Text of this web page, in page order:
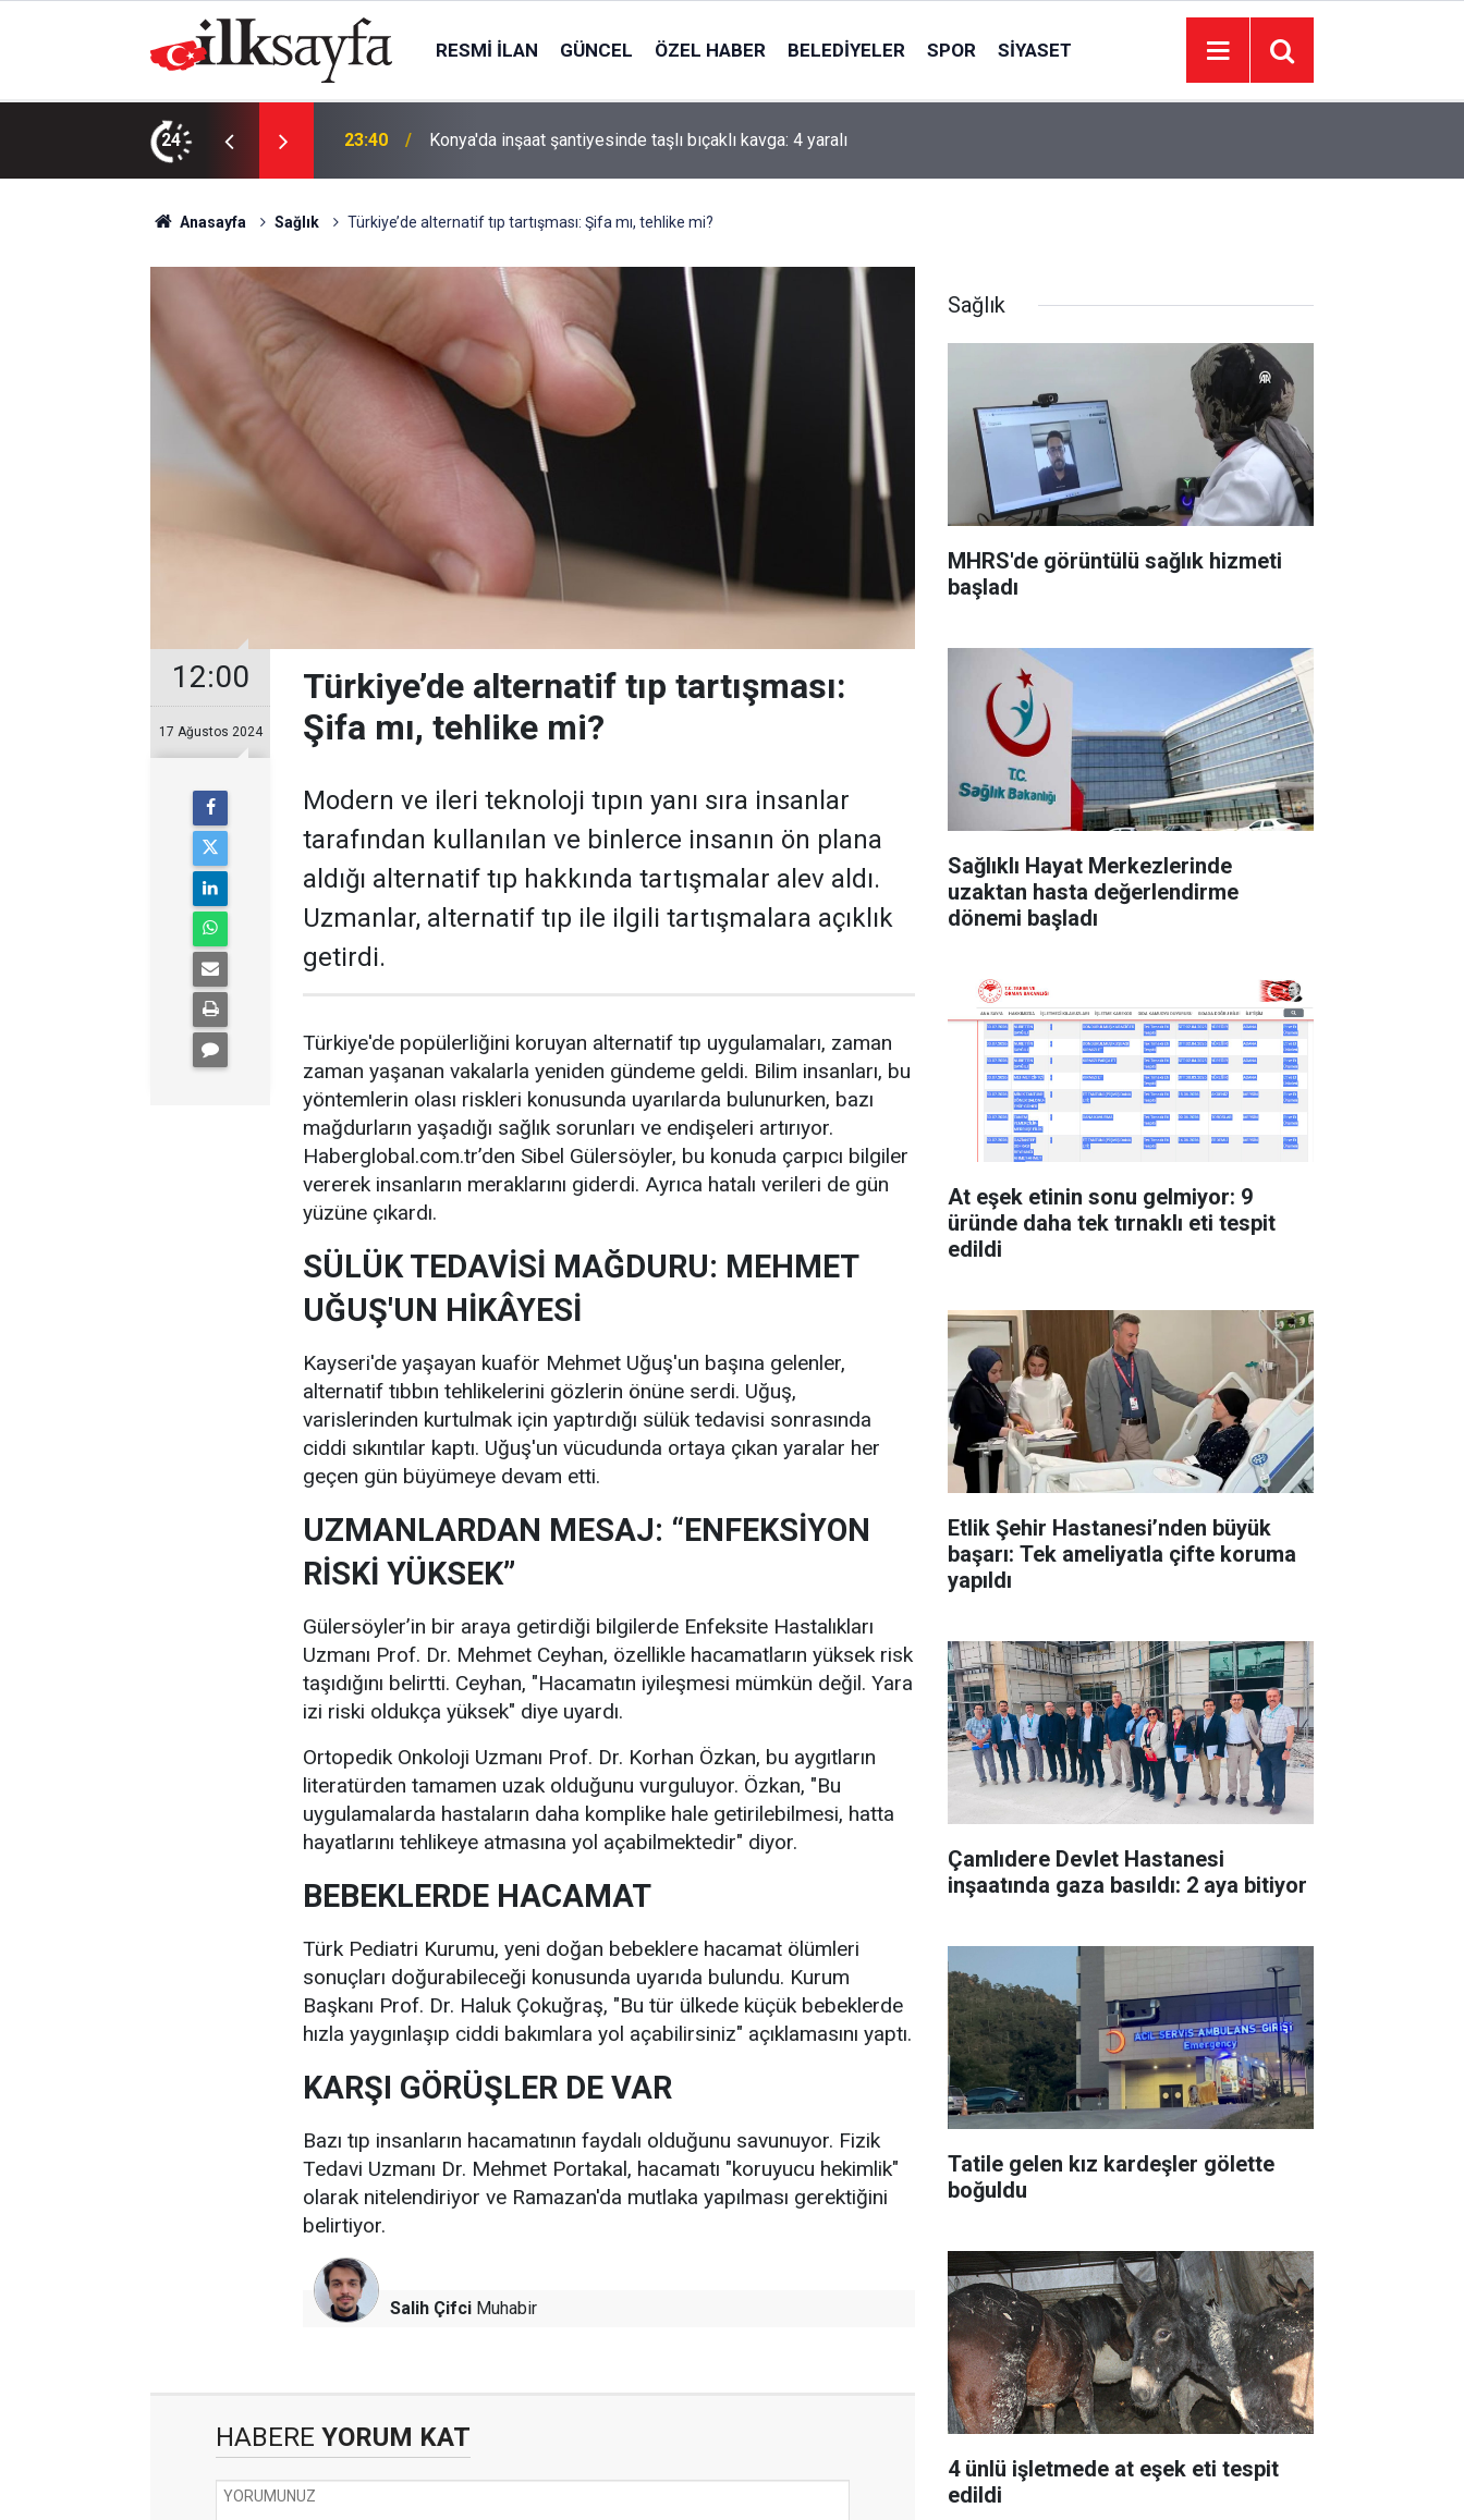
RESMI İLAN GÜNCEL ÖZEL HABER BELEDIYELER SPOR SIYASET
24
kavga: 4 yaralı 23:09
kurma kararı aldık
Anasayfa Sağlık Türkiye’de alternatif tıp tartışması: Şifa mı, tehlike mi?
12:00
17 Ağustos 2024
Türkiye’de alternatif tıp tartışması:
Şifa mı, tehlike mi?
Modern ve ileri teknoloji tıpın yanı sıra insanlar
tarafından kullanılan ve binlerce insanın ön plana
aldığı alternatif tıp hakkında tartışmalar alev aldı.
Uzmanlar, alternatif tıp ile ilgili tartışmalara açıklık
getirdi.
Türkiye'de popülerliğini koruyan alternatif tıp uygulamaları, zaman
zaman yaşanan vakalarla yeniden gündeme geldi. Bilim insanları, bu
yöntemlerin olası riskleri konusunda uyarılarda bulunurken, bazı
mağdurların yaşadığı sağlık sorunları ve endişeleri artırıyor.
Haberglobal.com.tr’den Sibel Gülersöyler, bu konuda çarpıcı bilgiler
vererek insanların meraklarını giderdi. Ayrıca hatalı verileri de gün
yüzüne çıkardı.
SÜLÜK TEDAVİSİ MAĞDURU: MEHMET
UĞUŞ'UN HİKÂYESİ
Kayseri'de yaşayan kuaför Mehmet Uğuş'un başına gelenler,
alternatif tıbbın tehlikelerini gözlerin önüne serdi. Uğuş,
varislerinden kurtulmak için yaptırdığı sülük tedavisi sonrasında
ciddi sıkıntılar kaptı. Uğuş'un vücudunda ortaya çıkan yaralar her
geçen gün büyümeye devam etti.
UZMANLARDAN MESAJ: “ENFEKSİYON
RİSKİ YÜKSEK”
Gülersöyler’in bir araya getirdiği bilgilerde Enfeksite Hastalıkları
Uzmanı Prof. Dr. Mehmet Ceyhan, özellikle hacamatların yüksek risk
taşıdığını belirtti. Ceyhan, "Hacamatın iyileşmesi mümkün değil. Yara
izi riski oldukça yüksek" diye uyardı.
Ortopedik Onkoloji Uzmanı Prof. Dr. Korhan Özkan, bu aygıtların
literatürden tamamen uzak olduğunu vurguluyor. Özkan, "Bu
uygulamalarda hastaların daha komplike hale getirilebilmesi, hatta
hayatlarını tehlikeye atmasına yol açabilmektedir" diyor.
BEBEKLERDE HACAMAT
Türk Pediatri Kurumu, yeni doğan bebeklere hacamat ölümleri
sonuçları doğurabileceği konusunda uyarıda bulundu. Kurum
Başkanı Prof. Dr. Haluk Çokuğraş, "Bu tür ülkede küçük bebeklerde
hızla yaygınlaşıp ciddi bakımlara yol açabilirsiniz" açıklamasını yaptı.
KARŞI GÖRÜŞLER DE VAR
Bazı tıp insanların hacamatının faydalı olduğunu savunuyor. Fizik
Tedavi Uzmanı Dr. Mehmet Portakal, hacamatı "koruyucu hekimlik"
olarak nitelendiriyor ve Ramazan'da mutlaka yapılması gerektiğini
belirtiyor.
Salih Çifci Muhabir
HABERE YORUM KAT
Sağlık
MHRS'de görüntülü sağlık hizmeti
başladı
Sağlıklı Hayat Merkezlerinde
uzaktan hasta değerlendirme
dönemi başladı
At eşek etinin sonu gelmiyor: 9
üründe daha tek tırnaklı eti tespit
edildi
Etlik Şehir Hastanesi’nden büyük
başarı: Tek ameliyatla çifte koruma
yapıldı
Çamlıdere Devlet Hastanesi
inşaatında gaza basıldı: 2 aya bitiyor
Tatile gelen kız kardeşler gölette
boğuldu
4 ünlü işletmede at eşek eti tespit
edildi